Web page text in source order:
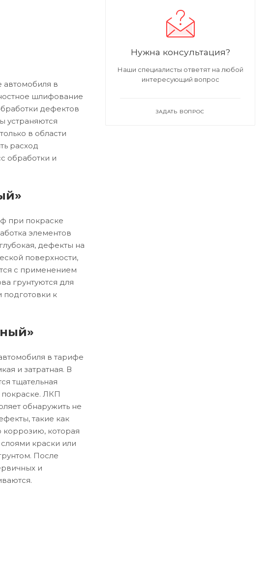
автомобиля в
шлифование
дефектов
устраняются
в области
расход
обработки и
при покраске
элементов
дефекты на
поверхности,
с применением
грунтуются для
к
в тарифе
и затратная. В
тщательная
покраске. ЛКП
обнаружить не
такие как
коррозию, которая
краски или
После
и
Нужна консультация?
Наши специалисты ответят на любой
интересующий вопрос
ЗАДАТЬ ВОПРОС